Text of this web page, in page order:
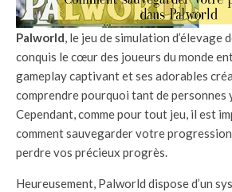
Palworld, le jeu de simulation d’élevage
conquis le cœur des joueurs du monde
gameplay captivant et ses adorables
comprendre pourquoi tant de personnes
Cependant, comme pour tout jeu, il est
comment sauvegarder votre
perdre vos précieux progrès.
Heureusement, Palworld dispose d’un